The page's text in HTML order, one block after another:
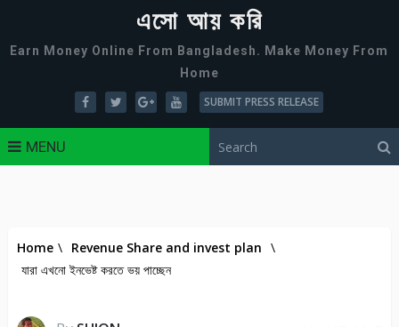
এসো আয় করি
Earn Money Online From Bangladesh. Make Money From
Home
SUBMIT PRESS RELEASE
MENU
Home \ Revenue Share and invest plan \
যারা এখনো ইনভেষ্ট করতে ভয় পাচ্ছেন